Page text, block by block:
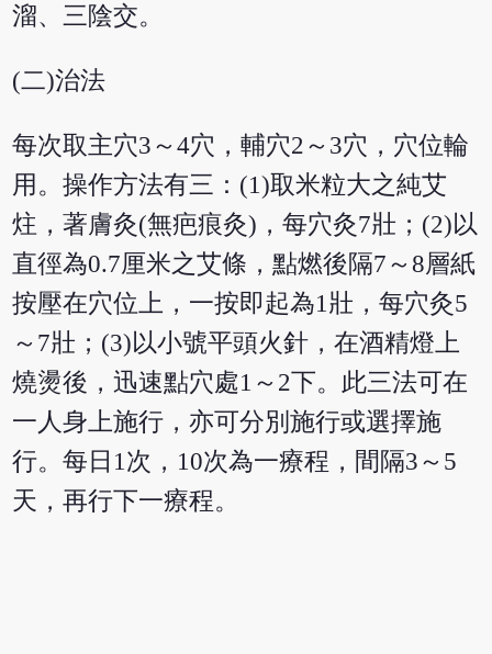
溜、三陰交。
(二)治法
每次取主穴3～4穴，輔穴2～3穴，穴位輪
用。操作方法有三：(1)取米粒大之純艾
炷，著膚灸(無疤痕灸)，每穴灸7壯；(2)以
直徑為0.7厘米之艾條，點燃後隔7～8層紙
按壓在穴位上，一按即起為1壯，每穴灸5
～7壯；(3)以小號平頭火針，在酒精燈上
燒燙後，迅速點穴處1～2下。此三法可在
一人身上施行，亦可分別施行或選擇施
行。每日1次，10次為一療程，間隔3～5
天，再行下一療程。